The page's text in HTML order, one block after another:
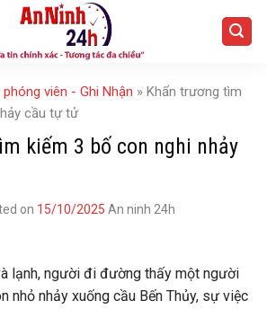
phóng viên - Ghi Nhận » Khẩn trương tìm
cầu tự tử
kiếm 3 bố con nghi nhảy
on 15/10/2025 An ninh 24h
lạnh, người đi đường thấy một người
nhỏ nhảy xuống cầu Bến Thủy, sự việc